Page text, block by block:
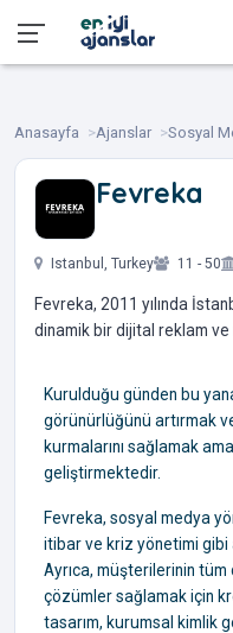
Anasayfa Ajanslar Sosyal
Fevreka
Istanbul, Turkey 11 - 50
Fevreka, 2011 yılında
dinamik bir dijital reklam ve
Kurulduğu günden bu
görünürlüğünü artırmak
kurmalarını sağlamak
geliştirmektedir.
Fevreka, sosyal medya
itibar ve kriz yönetimi
Ayrıca, müşterilerinin
çözümler sağlamak için
tasarım, kurumsal kimlik